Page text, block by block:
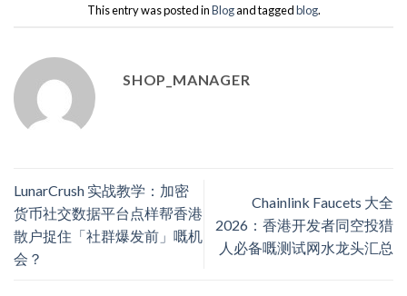
This entry was posted inBlogand taggedblog.
SHOP_MANAGER
LunarCrush 实战教学：加密
货币社交数据平台点样帮香港
散户捉住「社群爆发前」嘅机
会？
Chainlink Faucets 大全
2026：香港开发者同空投猎
人必备嘅测试网水龙头汇总